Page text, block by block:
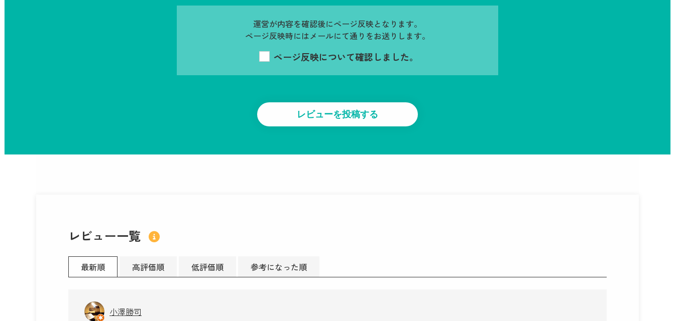
運営が内容を確認後にページ反映となります。
ページ反映時にはメールにて通りをお送りします。
ページ反映について確認しました。
レビュー一覧
最新順 高評価順 低評価順 参考になった順
小澤勝司